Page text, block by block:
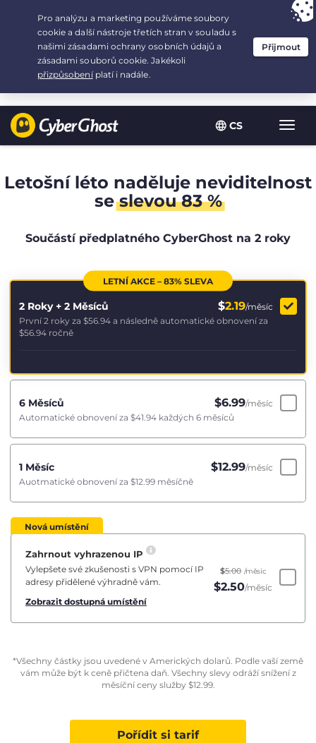
CS
Your choice:The Best Dealfor 2.1666666666667-years at $
/month
Letošní léto naděluje neviditelnost
seslevou 83 %
Součástí předplatného CyberGhost na 2 roky
LETNÍ AKCE – 83% SLEVA
2 Roky + 2 Měsíců $2.19/měsíc
První 2 roky za $56.94 a následně automatické obnovení za
$56.94 ročně
6 Měsíců $6.99/měsíc
Automatické obnovení za $41.94 každých 6 měsíců
1 Měsíc $12.99/měsíc
Auotmatické obnovení za $12.99 měsíčně
Nová umístění
Zahrnout vyhrazenou IP
Vylepšete své zkušenosti s VPN pomocí IP
adresy přidělené výhradně vám.
Zobrazit dostupná umístění
$5.00 /měsíc
$2.50/měsíc
*Všechny částky jsou uvedené v Amerických dolarů. Podle vaší země
vám může být k ceně přičtena daň. Všechny slevy odráží snížení z
měsíční ceny služby $12.99.
Pořídit si tarif